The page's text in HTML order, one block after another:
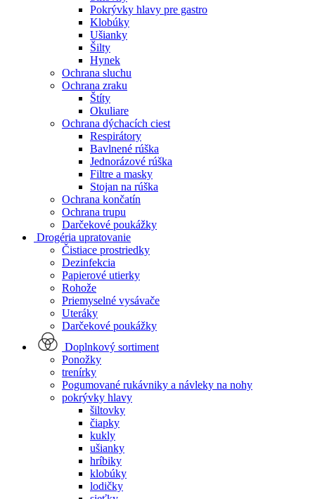
Pokrývky hlavy pre gastro
Klobúky
Ušianky
Šilty
Hynek
Ochrana sluchu
Ochrana zraku
Štíty
Okuliare
Ochrana dýchacích ciest
Respirátory
Bavlnené rúška
Jednorázové rúška
Filtre a masky
Stojan na rúška
Ochrana končatín
Ochrana trupu
Darčekové poukážky
Drogéria upratovanie
Čistiace prostriedky
Dezinfekcia
Papierové utierky
Rohože
Priemyselné vysávače
Uteráky
Darčekové poukážky
Doplnkový sortiment
Ponožky
trenírky
Pogumované rukávniky a návleky na nohy
pokrývky hlavy
šiltovky
čiapky
kukly
ušianky
hríbiky
klobúky
lodičky